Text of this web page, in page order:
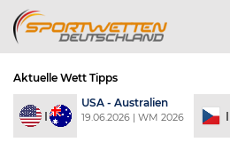
Aktuelle Wett Tipps
USA - Australien
19.06.2026 | WM 2026